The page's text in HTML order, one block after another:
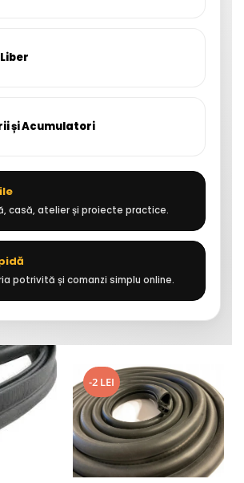
și Acumulatori
casă, atelier și proiecte practice.
potrivită și comanzi simplu online.
-2 LEI